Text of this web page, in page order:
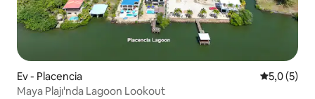
Ev - Placencia 55,0 (5)
Maya Plajı'nda Lagoon Lookout